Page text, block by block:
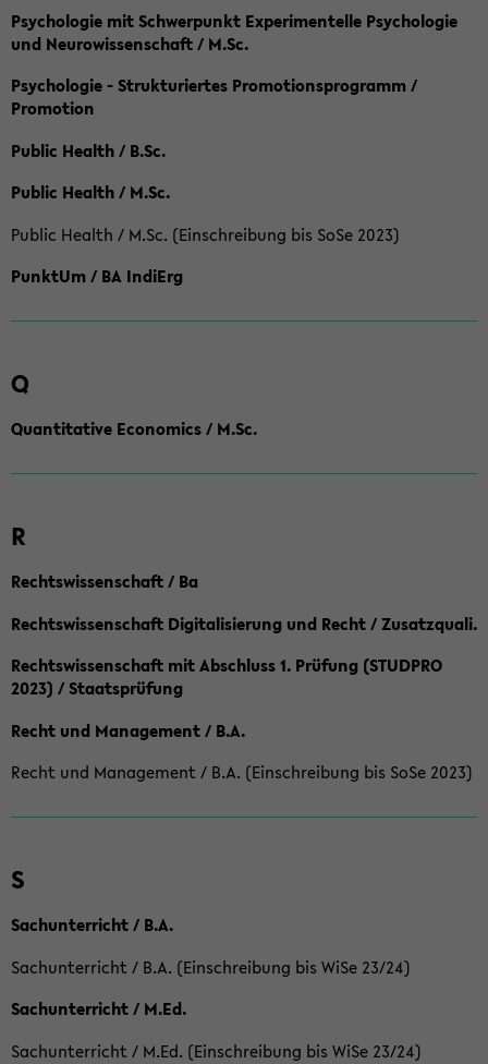
Psychologie mit Schwerpunkt Experimentelle Psychologie
und Neurowissenschaft / M.Sc.
Psychologie - Strukturiertes Promotionsprogramm /
Promotion
Public Health / B.Sc.
Public Health / M.Sc.
Public Health / M.Sc. (Einschreibung bis SoSe 2023)
PunktUm / BA IndiErg
Q
Quantitative Economics / M.Sc.
R
Rechtswissenschaft / Ba
Rechtswissenschaft Digitalisierung und Recht / Zusatzquali.
Rechtswissenschaft mit Abschluss 1. Prüfung (STUDPRO
2023) / Staatsprüfung
Recht und Management / B.A.
Recht und Management / B.A. (Einschreibung bis SoSe 2023)
S
Sachunterricht / B.A.
Sachunterricht / B.A. (Einschreibung bis WiSe 23/24)
Sachunterricht / M.Ed.
Sachunterricht / M.Ed. (Einschreibung bis WiSe 23/24)